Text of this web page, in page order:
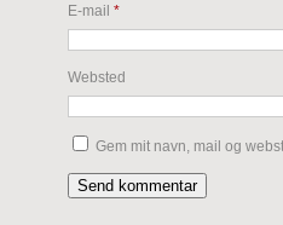
E-mail *
Websted
Gem mit navn, mail og